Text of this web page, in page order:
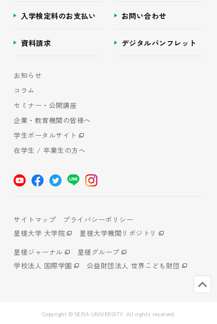
入学検定料のお支払い お問い合わせ
資料請求 デジタルパンフレット
お知らせ
コラム
セミナー・公開講座
企業・教育機関の皆様へ
学生ポータルサイト
在学生 / 卒業生の方へ
サイトマップ
プライバシーポリシー
星槎大学 大学院
星槎大学機関リポジトリ
星槎ジャーナル
星槎グループ
学校法人 国際学園
公益財団法人 世界こども財団
Copyright © SEISA UNIVERSITY. All rights reserved.